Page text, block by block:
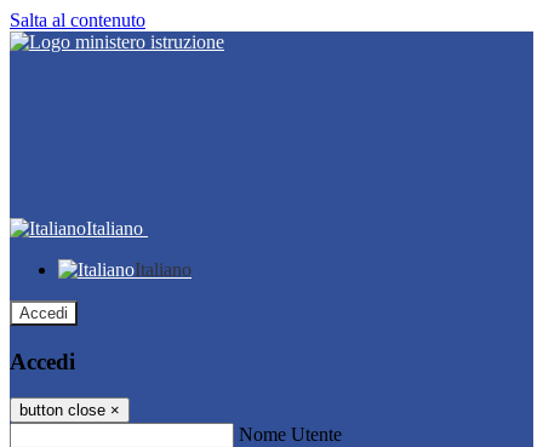
Salta al contenuto
Italiano
Italiano
Accedi
Accedi
button close ×
Nome Utente